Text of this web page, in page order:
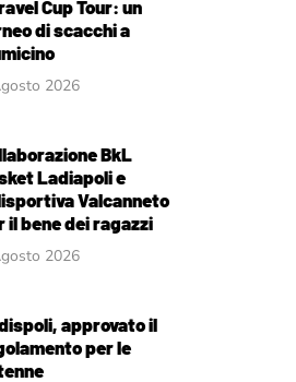
Cup Tour: un
di scacchi a
2026
BkL
Ladiapoli e
Valcanneto
il bene dei ragazzi
2026
approvato il
per le